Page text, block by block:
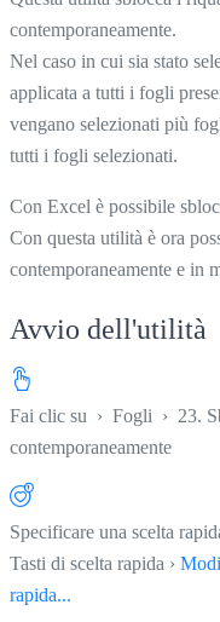
contemporaneamente.
Nel caso in cui sia stato
applicata a tutti i fogli
vengano selezionati più
tutti i fogli selezionati.
Con Excel è possibile
Con questa utilità è ora
contemporaneamente e in
Avvio dell'utilità
Fai clic su › Fogli › 23.
contemporaneamente
Specificare una scelta
Tasti di scelta rapida ›
rapida...